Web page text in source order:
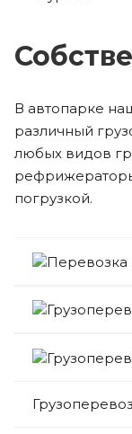
В автопарке
различный
любых видов
погрузкой.